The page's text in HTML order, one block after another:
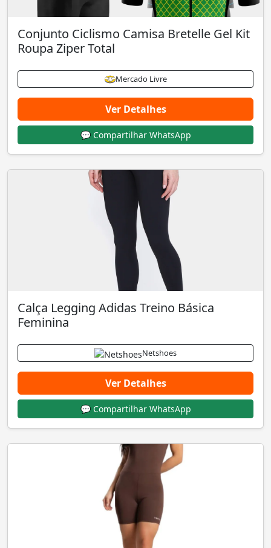
Conjunto Ciclismo Camisa Bretelle Gel Kit
Roupa Ziper Total
Mercado Livre
Ver Detalhes
💬 Compartilhar WhatsApp
Calça Legging Adidas Treino Básica
Feminina
Netshoes
Ver Detalhes
💬 Compartilhar WhatsApp